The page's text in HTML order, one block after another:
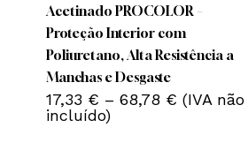
Go To Shop
variants.
The
options
may
be
chosen
Acetinado PROCOLOR –
Proteção Interior com
Poliuretano, Alta Resistência a
Manchas e Desgaste
17,33 € – 68,78 €Price
range:
(IVA não
incluído)